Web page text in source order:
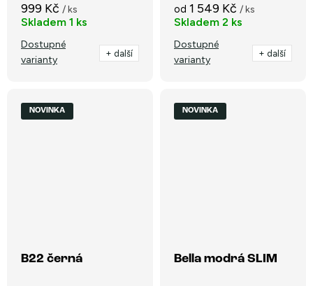
999 Kč / ks
Skladem 1 ks
Dostupné
varianty
+ další
od 1 549 Kč / ks
Skladem 2 ks
Dostupné
varianty
+ další
NOVINKA
B22 černá
NOVINKA
Bella modrá SLIM